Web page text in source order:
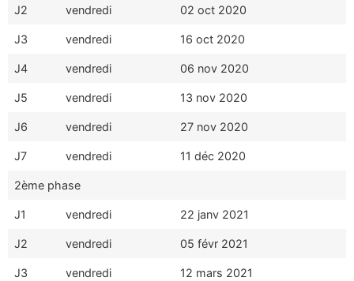
J2 vendredi 02 oct 2020
J3 vendredi 16 oct 2020
J4 vendredi 06 nov 2020
J5 vendredi 13 nov 2020
J6 vendredi 27 nov 2020
J7 vendredi 11 déc 2020
2ème phase
J1 vendredi 22 janv 2021
J2 vendredi 05 févr 2021
J3 vendredi 12 mars 2021